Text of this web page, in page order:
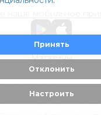
Принять
Отклонить
Настроить
Магазины
ООО "ВОТОНЯ". Детские
Любое использование
разрешения